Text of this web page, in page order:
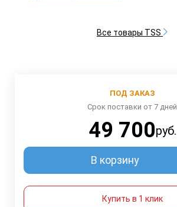
Все товары TSS
ПОД ЗАКАЗ
Срок поставки от 7 дней
49 700руб.
В корзину
Купить в 1 клик